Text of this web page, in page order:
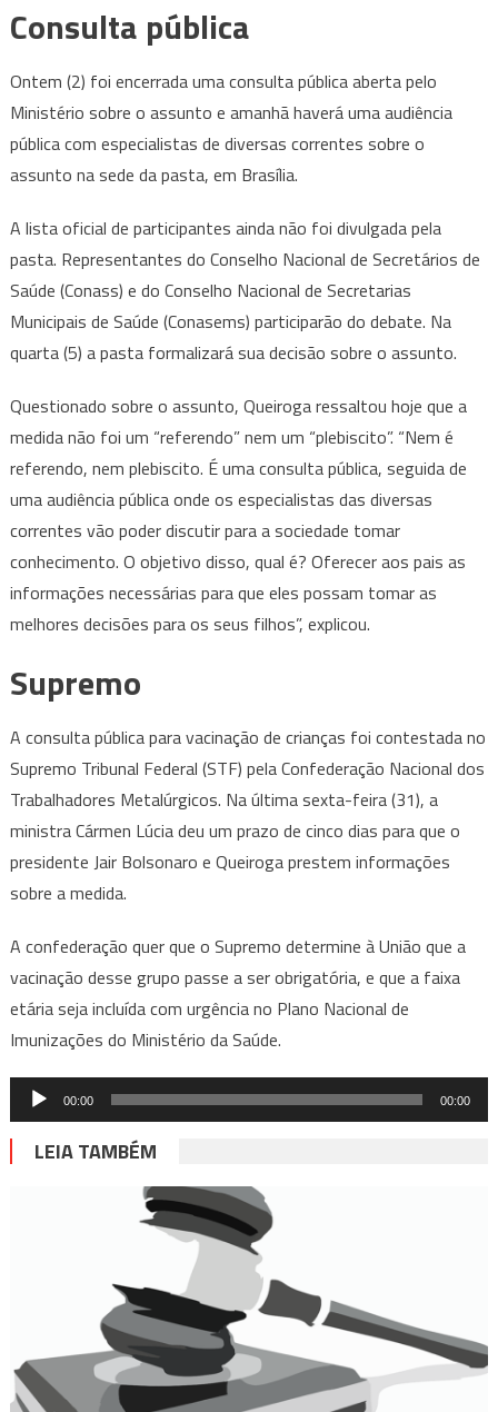
Consulta pública
Ontem (2) foi encerrada uma consulta pública aberta pelo
Ministério sobre o assunto e amanhã haverá uma audiência
pública com especialistas de diversas correntes sobre o
assunto na sede da pasta, em Brasília.
A lista oficial de participantes ainda não foi divulgada pela
pasta. Representantes do Conselho Nacional de Secretários de
Saúde (Conass) e do Conselho Nacional de Secretarias
Municipais de Saúde (Conasems) participarão do debate. Na
quarta (5) a pasta formalizará sua decisão sobre o assunto.
Questionado sobre o assunto, Queiroga ressaltou hoje que a
medida não foi um “referendo” nem um “plebiscito”. “Nem é
referendo, nem plebiscito. É uma consulta pública, seguida de
uma audiência pública onde os especialistas das diversas
correntes vão poder discutir para a sociedade tomar
conhecimento. O objetivo disso, qual é? Oferecer aos pais as
informações necessárias para que eles possam tomar as
melhores decisões para os seus filhos”, explicou.
Supremo
A consulta pública para vacinação de crianças foi contestada no
Supremo Tribunal Federal (STF) pela Confederação Nacional dos
Trabalhadores Metalúrgicos. Na última sexta-feira (31), a
ministra Cármen Lúcia deu um prazo de cinco dias para que o
presidente Jair Bolsonaro e Queiroga prestem informações
sobre a medida.
A confederação quer que o Supremo determine à União que a
vacinação desse grupo passe a ser obrigatória, e que a faixa
etária seja incluída com urgência no Plano Nacional de
Imunizações do Ministério da Saúde.
Tocador
de
áudio
00:00 00:00
LEIA TAMBÉM